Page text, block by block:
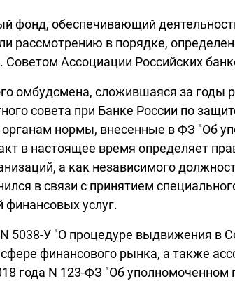
фонд, обеспечивающий
рассмотрению в порядке,
Ассоциации Российских
омбудсмена, сложившаяся за годы
совета при Банке России по
нормы, внесенные в ФЗ "Об
в настоящее время определяет
а как независимого
в связи с принятием
услуг.
5038-У "О процедуре выдвижения в
финансового рынка, а также
года N 123-ФЗ "Об